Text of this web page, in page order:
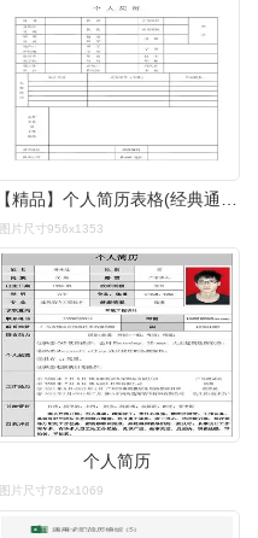
图片尺寸956x1353
个人简历
图片尺寸782x1069